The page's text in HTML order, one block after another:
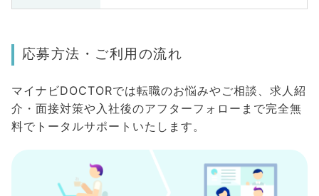
応募方法・ご利用の流れ
マイナビDOCTORでは転職のお悩みやご相談、求人紹
介・面接対策や入社後のアフターフォローまで完全無
料でトータルサポートいたします。